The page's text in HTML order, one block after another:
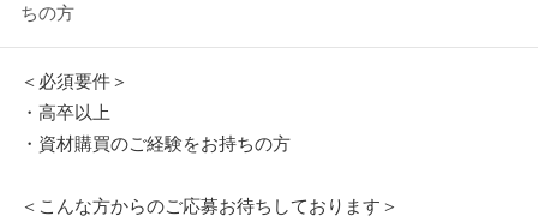
ちの方
＜必須要件＞
・高卒以上
・資材購買のご経験をお持ちの方
＜こんな方からのご応募お待ちしております＞